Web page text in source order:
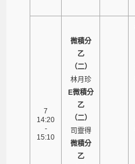
7
14:20
-
15:10
微積分
乙
（二）
林月珍
E微積分
乙
（二）
司靈得
微積分
乙